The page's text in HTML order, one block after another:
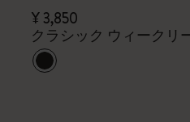
¥ 3,850
クラシック ウィークリ